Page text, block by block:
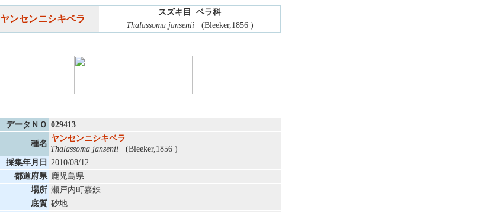
ヤンセンニシキベラ
スズキ目 ベラ科
Thalassoma jansenii
(Bleeker,1856 )
データＮＯ 029413
種名
ヤンセンニシキベラ
Thalassoma jansenii
(Bleeker,1856 )
採集年月日 2010/08/12
都道府県 鹿児島県
場所 瀬戸内町嘉鉄
底質 砂地